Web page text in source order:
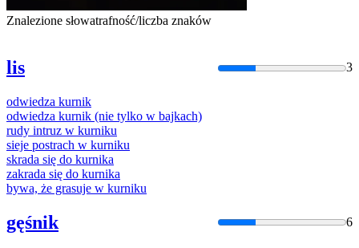
Znalezione słowatrafność/liczba znaków
lis 3
odwiedza kurnik
odwiedza kurnik (nie tylko w bajkach)
rudy intruz w kurniku
sieje postrach w kurniku
skrada się do kurnika
zakrada się do kurnika
bywa, że grasuje w kurniku
gęśnik 6